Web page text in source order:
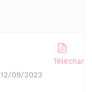
12/09/2023